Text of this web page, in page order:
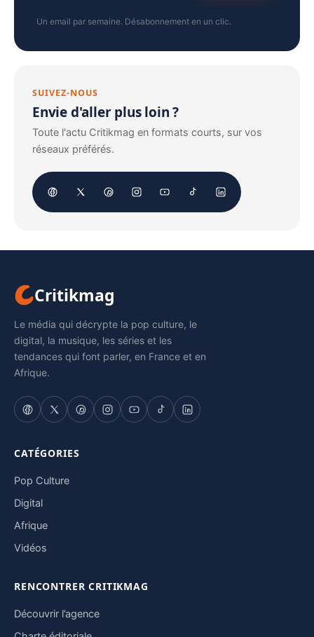
Un email par semaine. Désabonnement en un clic.
SUIVEZ-NOUS
Envie d'aller plus loin ?
Toute l'actu Critikmag en formats courts, sur vos
réseaux préférés.
Critikmag
Le média qui décrypte la pop culture, le
digital, la musique, les séries et les
tendances qui font parler, en France et en
Afrique.
CATÉGORIES
Pop Culture
Digital
Afrique
Vidéos
RENCONTRER CRITIKMAG
Découvrir l’agence